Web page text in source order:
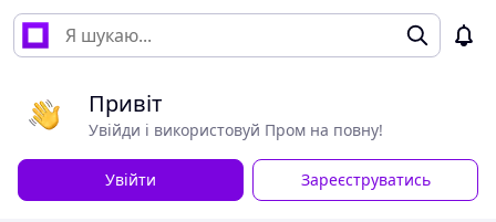
Привіт
Увійди і використовуй Пром на повну!
Увійти Зареєструватись